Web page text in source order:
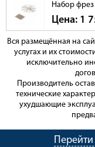
Набор
Цена: 1
Вся размещённая на
услугах и их
исключительно
Производитель
технические
ухудшающие